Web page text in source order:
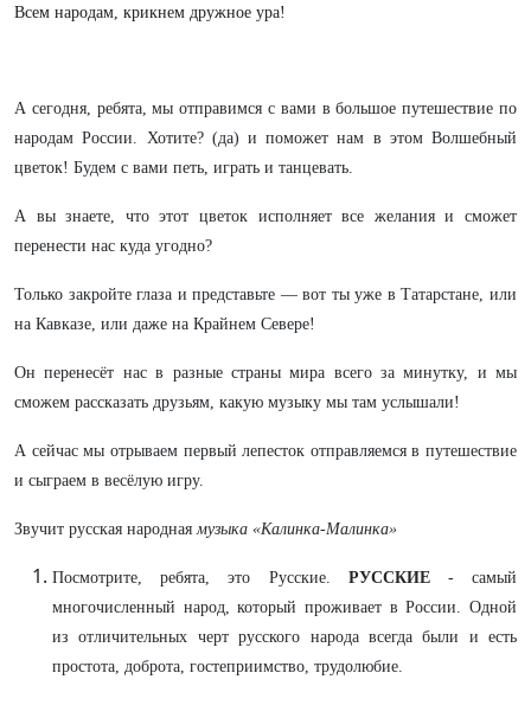
Всем народам, крикнем дружное ура!
А сегодня, ребята, мы отправимся с вами в большое путешествие по
народам России. Хотите? (да) и поможет нам в этом Волшебный
цветок! Будем с вами петь, играть и танцевать.
А вы знаете, что этот цветок исполняет все желания и сможет
перенести нас куда угодно?
Только закройте глаза и представьте — вот ты уже в Татарстане, или
на Кавказе, или даже на Крайнем Севере!
Он перенесёт нас в разные страны мира всего за минутку, и мы
сможем рассказать друзьям, какую музыку мы там услышали!
А сейчас мы отрываем первый лепесток отправляемся в путешествие
и сыграем в весёлую игру.
Звучит русская народнаямузыка «Калинка-Малинка»
Посмотрите, ребята, это Русские. РУССКИЕ - самый
многочисленный народ, который проживает в России. Одной
из отличительных черт русского народа всегда были и есть
простота, доброта, гостеприимство, трудолюбие.